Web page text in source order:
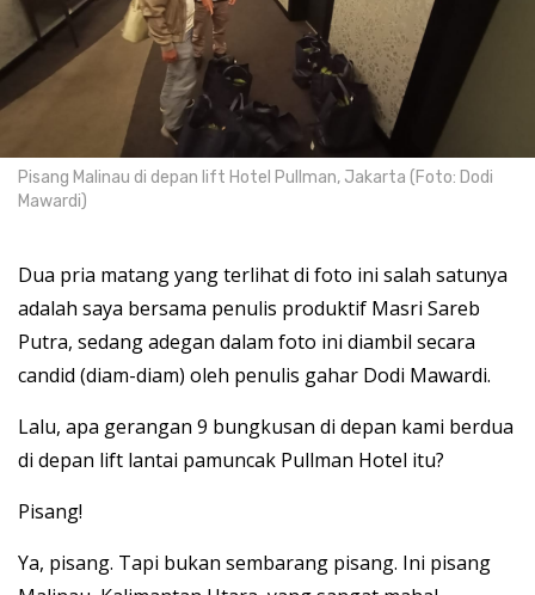
Pisang Malinau di depan lift Hotel Pullman, Jakarta (Foto: Dodi
Mawardi)
Dua pria matang yang terlihat di foto ini salah satunya
adalah saya bersama penulis produktif Masri Sareb
Putra, sedang adegan dalam foto ini diambil secara
candid (diam-diam) oleh penulis gahar Dodi Mawardi.
Lalu, apa gerangan 9 bungkusan di depan kami berdua
di depan lift lantai pamuncak Pullman Hotel itu?
Pisang!
Ya, pisang. Tapi bukan sembarang pisang. Ini pisang